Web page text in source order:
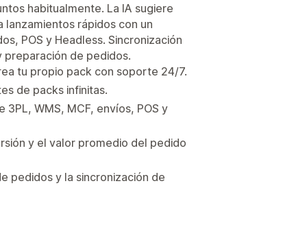
habitualmente. La IA sugiere
rápidos con un
POS y Headless. Sincronización
preparación de pedidos.
tu propio pack con soporte 24/7.
de packs infinitas.
WMS, MCF, envíos, POS y
y el valor promedio del pedido
pedidos y la sincronización de